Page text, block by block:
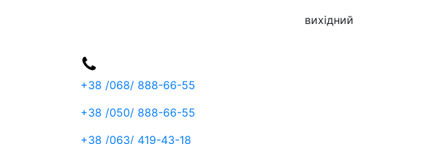
вихідний
+38 /068/ 888-66-55
+38 /050/ 888-66-55
+38 /063/ 419-43-18